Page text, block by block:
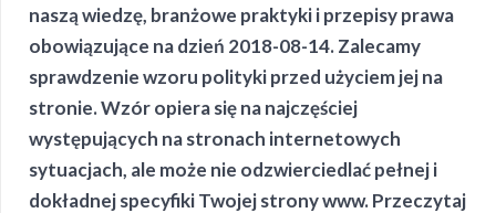
naszą wiedzę, branżowe praktyki i przepisy prawa
obowiązujące na dzień 2018-08-14. Zalecamy
sprawdzenie wzoru polityki przed użyciem jej na
stronie. Wzór opiera się na najczęściej
występujących na stronach internetowych
sytuacjach, ale może nie odzwierciedlać pełnej i
dokładnej specyfiki Twojej strony www. Przeczytaj